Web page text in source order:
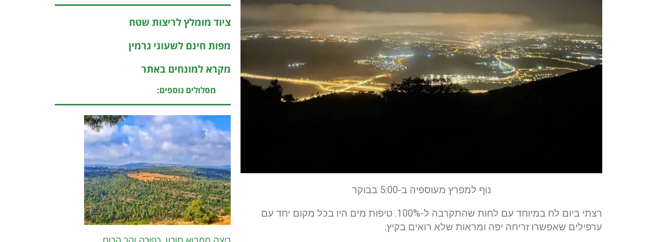
נוף למפרץ מעוספיה ב-5:00 בבוקר
רצתי ביום לח במיוחד עם לחות שהתקרבה ל-100%. טיפות מים היו בכל מקום יחד עם
ערפילים שאפשרו זריחה יפה ומראות שלא רואים בקיץ.
ציוד מומלץ לריצות שטח
מפות חינם לשעוני גרמין
מקרא למונחים באתר
מסלולים נוספים: